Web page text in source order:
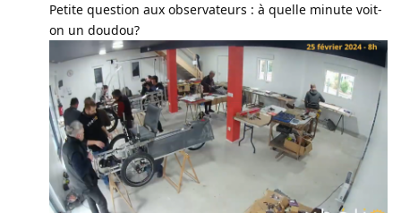
Petite question aux observateurs : à quelle minute voit-
on un doudou?